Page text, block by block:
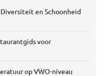
en Schoonheid
voor
op VWO-niveau